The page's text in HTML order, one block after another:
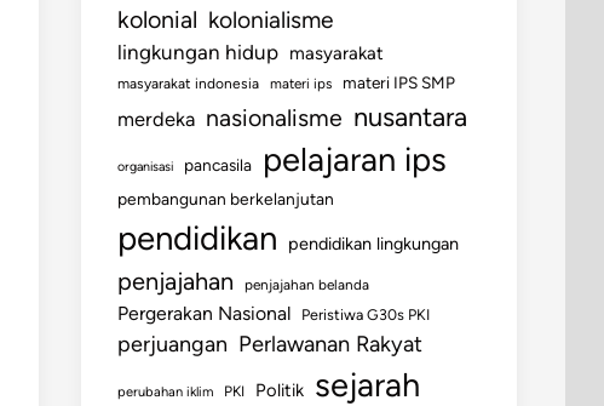
kolonial kolonialisme
lingkungan hidup masyarakat
masyarakat indonesia materi ips materi IPS SMP
merdeka nasionalisme nusantara
organisasi pancasila pelajaran ips
pembangunan berkelanjutan
pendidikan pendidikan lingkungan
penjajahan penjajahan belanda
Pergerakan Nasional Peristiwa G30s PKI
perjuangan Perlawanan Rakyat
perubahan iklim PKI Politik sejarah